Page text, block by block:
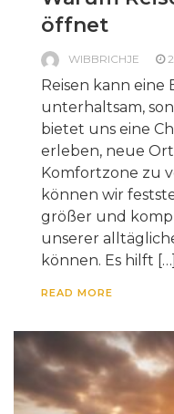
öffnet
WIBBRICHJE
Reisen kann
unterhaltsam,
bietet uns eine
erleben, neue
Komfortzone zu
können wir
größer und
unserer
können. Es hilft […]
READ MORE